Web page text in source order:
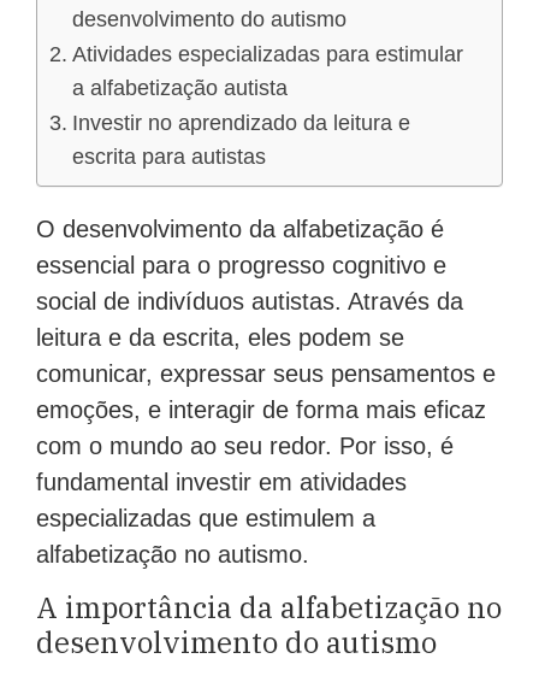
desenvolvimento do autismo
Atividades especializadas para estimular
a alfabetização autista
Investir no aprendizado da leitura e
escrita para autistas
O desenvolvimento da alfabetização é
essencial para o progresso cognitivo e
social de indivíduos autistas. Através da
leitura e da escrita, eles podem se
comunicar, expressar seus pensamentos e
emoções, e interagir de forma mais eficaz
com o mundo ao seu redor. Por isso, é
fundamental investir em atividades
especializadas que estimulem a
alfabetização no autismo.
A importância da alfabetização no
desenvolvimento do autismo